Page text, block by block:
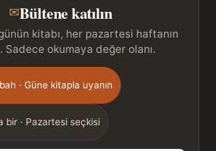
✉Bültene katılın
kitabı, her pazartesi haftanın
Sadece okumaya değer olanı.
· Güne kitapla uyanın
bir · Pazartesi seçkisi